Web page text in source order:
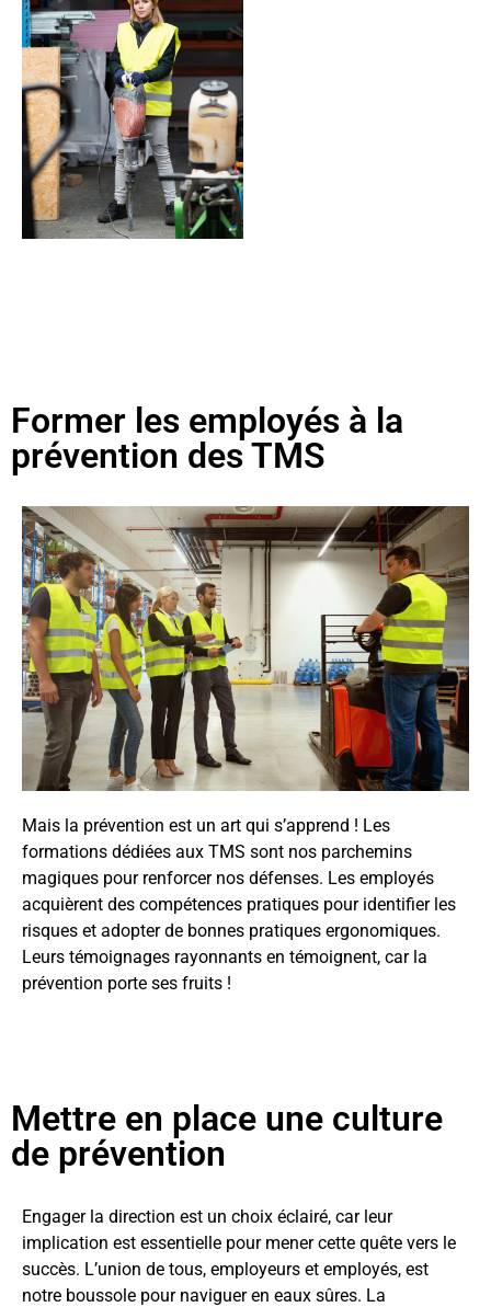
Former les employés à la
prévention des TMS
Mais la prévention est un art qui s’apprend ! Les
formations dédiées aux TMS sont nos parchemins
magiques pour renforcer nos défenses. Les employés
acquièrent des compétences pratiques pour identifier les
risques et adopter de bonnes pratiques ergonomiques.
Leurs témoignages rayonnants en témoignent, car la
prévention porte ses fruits !
Mettre en place une culture
de prévention
Engager la direction est un choix éclairé, car leur
implication est essentielle pour mener cette quête vers le
succès. L’union de tous, employeurs et employés, est
notre boussole pour naviguer en eaux sûres. La